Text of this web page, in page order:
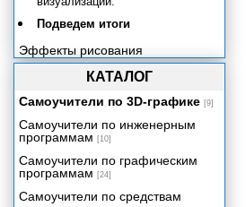
Подведем итоги
Эффекты рисования
Системы частиц и динамика
для пользователей МАХ.
Приложение Б. Работа с Maya
для пользователей LightWave.
Приложение В. Операционные
системы.
КАТАЛОГ
Самоучители по 3D-графике [9]
Самоучители по инженерным
программам [10]
Самоучители по графическим
программам [24]
Самоучители по средствам